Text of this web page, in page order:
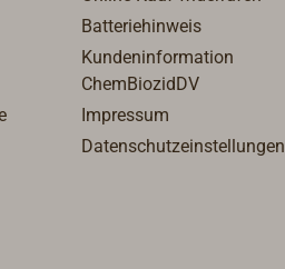
Batteriehinweis
Kundeninformation
ChemBiozidDV
Impressum
Datenschutzeinstellungen